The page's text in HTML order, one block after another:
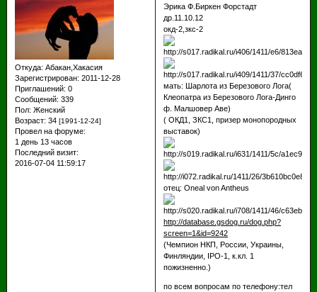
Откуда: Абакан,Хакасия
Зарегистрирован: 2011-12-28
Приглашений: 0
Сообщений: 339
Пол: Женский
Возраст: 34 [1991-12-24]
Провел на форуме:
1 день 13 часов
Последний визит:
2016-07-04 11:59:17
Эрика Ф.Биркен Форстадт
др.11.10.12
окд-2,зкс-2
мать: Шарлота из Березового Лога(
Клеопатра из Березового Лога-Динго
ф. Малшовер Аве)
( ОКД1, ЗКС1, призер монопородных
выставок)
отец: Oneal von Antheus
http://database.gsdog.ru/dog.php?
screen=1&id=9242
(Чемпион НКП, России, Украины,
Финляндии, IРО-1, к.кл. 1
пожизненно.)
по всем вопросам по телефону:тел